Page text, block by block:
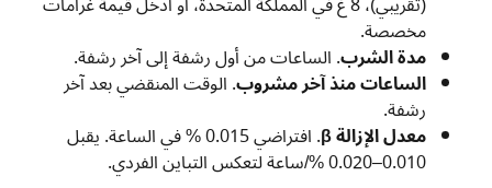
مخصصة.
مدة الشرب. الساعات من أول رشفة إلى آخر رشفة.
الساعات منذ آخر مشروب. الوقت المنقضي بعد آخر
رشفة.
معدل الإزالة β . افتراضي 0.015 % في الساعة. يقبل
0.010–0.020 %/ساعة لتعكس التباين الفردي.